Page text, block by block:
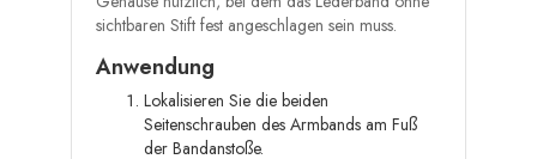
sichtbaren Stift fest angeschlagen sein muss.
Anwendung
Lokalisieren Sie die beiden
Seitenschrauben des Armbands am Fuß
der Bandanstoße.